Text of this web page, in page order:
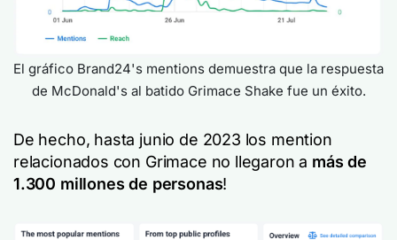
El gráfico Brand24's mentions demuestra que la respuesta
de McDonald's al batido Grimace Shake fue un éxito.
De hecho, hasta junio de 2023 los mention
relacionados con Grimace no llegaron a más de
1.300 millones de personas!